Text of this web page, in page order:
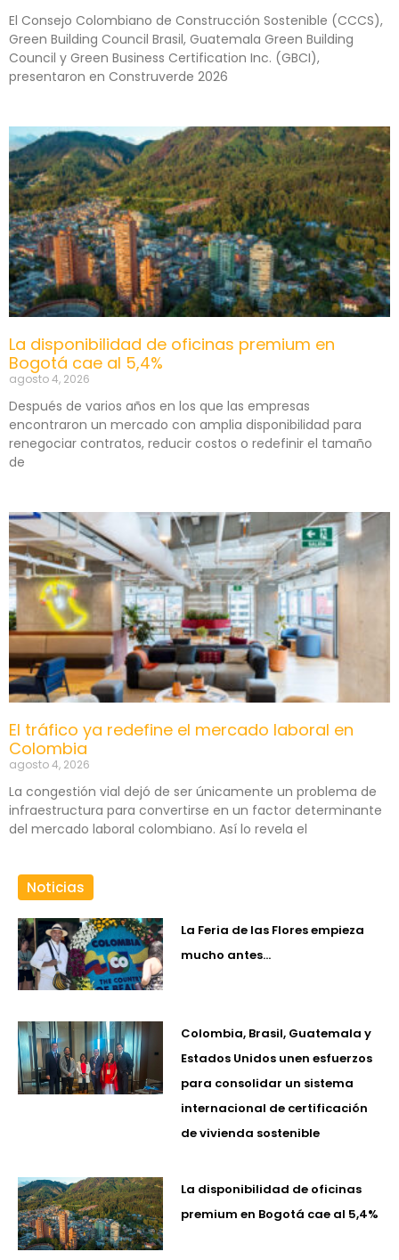
El Consejo Colombiano de Construcción Sostenible (CCCS),
Green Building Council Brasil, Guatemala Green Building
Council y Green Business Certification Inc. (GBCI),
presentaron en Construverde 2026
La disponibilidad de oficinas premium en
Bogotá cae al 5,4%
agosto 4, 2026
Después de varios años en los que las empresas
encontraron un mercado con amplia disponibilidad para
renegociar contratos, reducir costos o redefinir el tamaño
de
El tráfico ya redefine el mercado laboral en
Colombia
agosto 4, 2026
La congestión vial dejó de ser únicamente un problema de
infraestructura para convertirse en un factor determinante
del mercado laboral colombiano. Así lo revela el
Noticias
La Feria de las Flores empieza
mucho antes…
Colombia, Brasil, Guatemala y
Estados Unidos unen esfuerzos
para consolidar un sistema
internacional de certificación
de vivienda sostenible
La disponibilidad de oficinas
premium en Bogotá cae al 5,4%